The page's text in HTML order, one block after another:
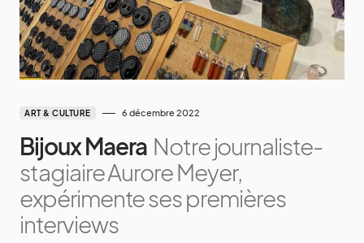
ART & CULTURE 6 décembre 2022
Bijoux Maera Notre journaliste-
stagiaire Aurore Meyer,
expérimente ses premières
interviews